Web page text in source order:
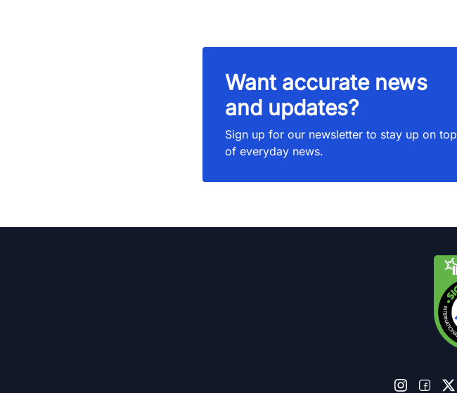
Want accurate news
and updates?
Sign up for our newsletter to stay up on top
of everyday news.